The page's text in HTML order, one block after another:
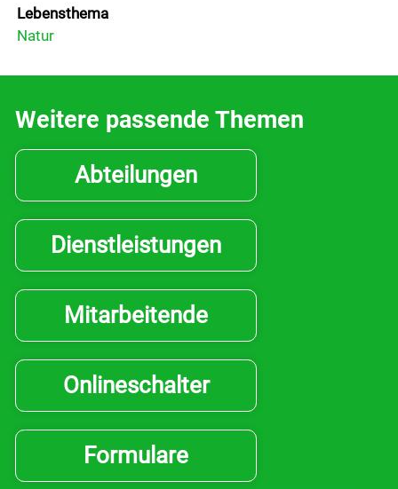
Freizeit & Kultur
Bildung & Jugend
Kontakt
Login
Drucken
Lebensthema
Natur
Weitere passende Themen
Abteilungen
Dienstleistungen
Mitarbeitende
Onlineschalter
Formulare